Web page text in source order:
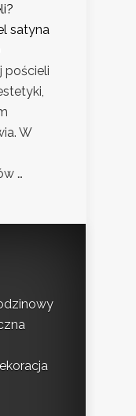
satyna
pościeli
W
…